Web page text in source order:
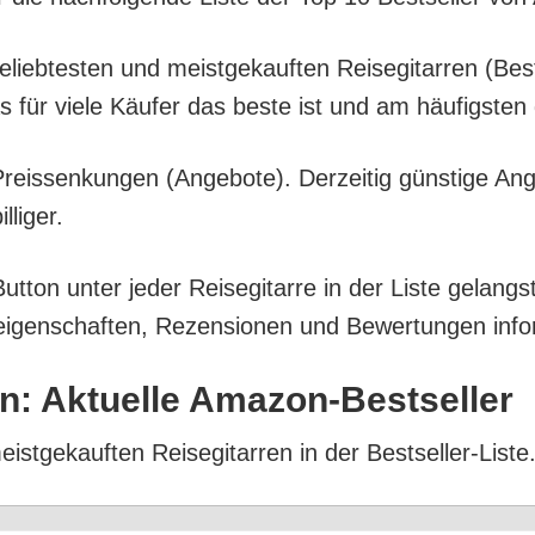
und meist­ge­kauf­ten Rei­se­gi­tar­ren
für vie­le Käu­fer das bes­te ist und am
(Ange­bo­te). Der­zei­tig güns­ti­ge
unter jeder Rei­se­gi­tar­re in der Lis­te
Rezen­sio­nen und Bewer­tun­gen
Aktu­el­le Amazon-Bestseller
Rei­se­gi­tar­ren in der Bestseller-Liste.